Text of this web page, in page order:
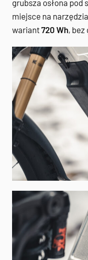
grubsza osłona
miejsce na
wariant720 Wh, bez